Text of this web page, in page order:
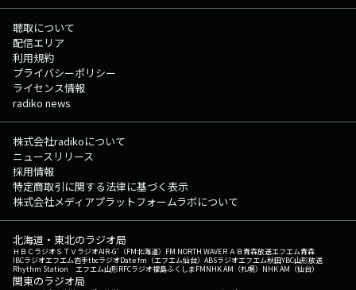
聴取について
配信エリア
利用規約
プライバシーポリシー
ライセンス情報
radiko news
株式会社radikoについて
ニュースリリース
採用情報
特定商取引に関する法律に基づく表示
株式会社メディアプラットフォームラボについて
北海道・東北のラジオ局
ＨＢＣラジオＳＴＶラジオAIR-G'（FM北海道） FM NORTH WAVEＲＡＢ青森放送エフエム青森
IBCラジオエフエム岩手tbcラジオDate fm（エフエム仙台） ABSラジオエフエム秋田YBC山形放送
Rhythm Station エフエム山形RFCラジオ福島ふくしまFMNHK AM（札幌） NHK AM（仙台）
関東のラジオ局